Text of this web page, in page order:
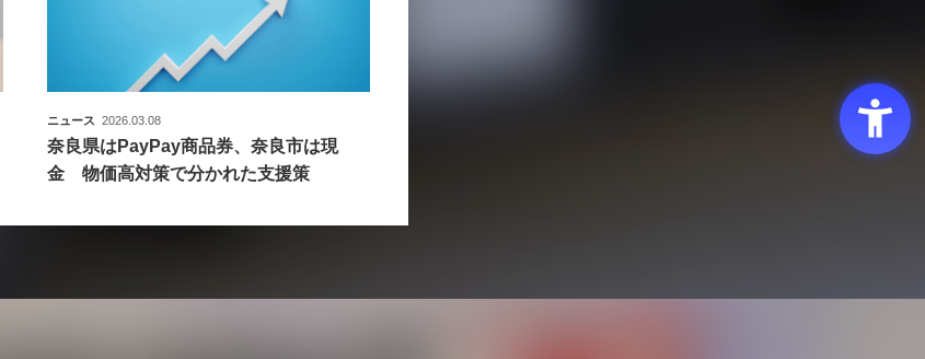
ニュース 2026.03.08
奈良県はPayPay商品券、奈良市は現
金 物価高対策で分かれた支援策